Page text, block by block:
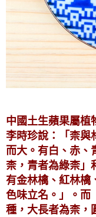
中國土生蘋果屬植
李時珍說：「柰與
而大。有白、赤、
柰，青者為綠柰」
有金林檎、紅林檎
色味立名。」。而
種，大長者為柰，